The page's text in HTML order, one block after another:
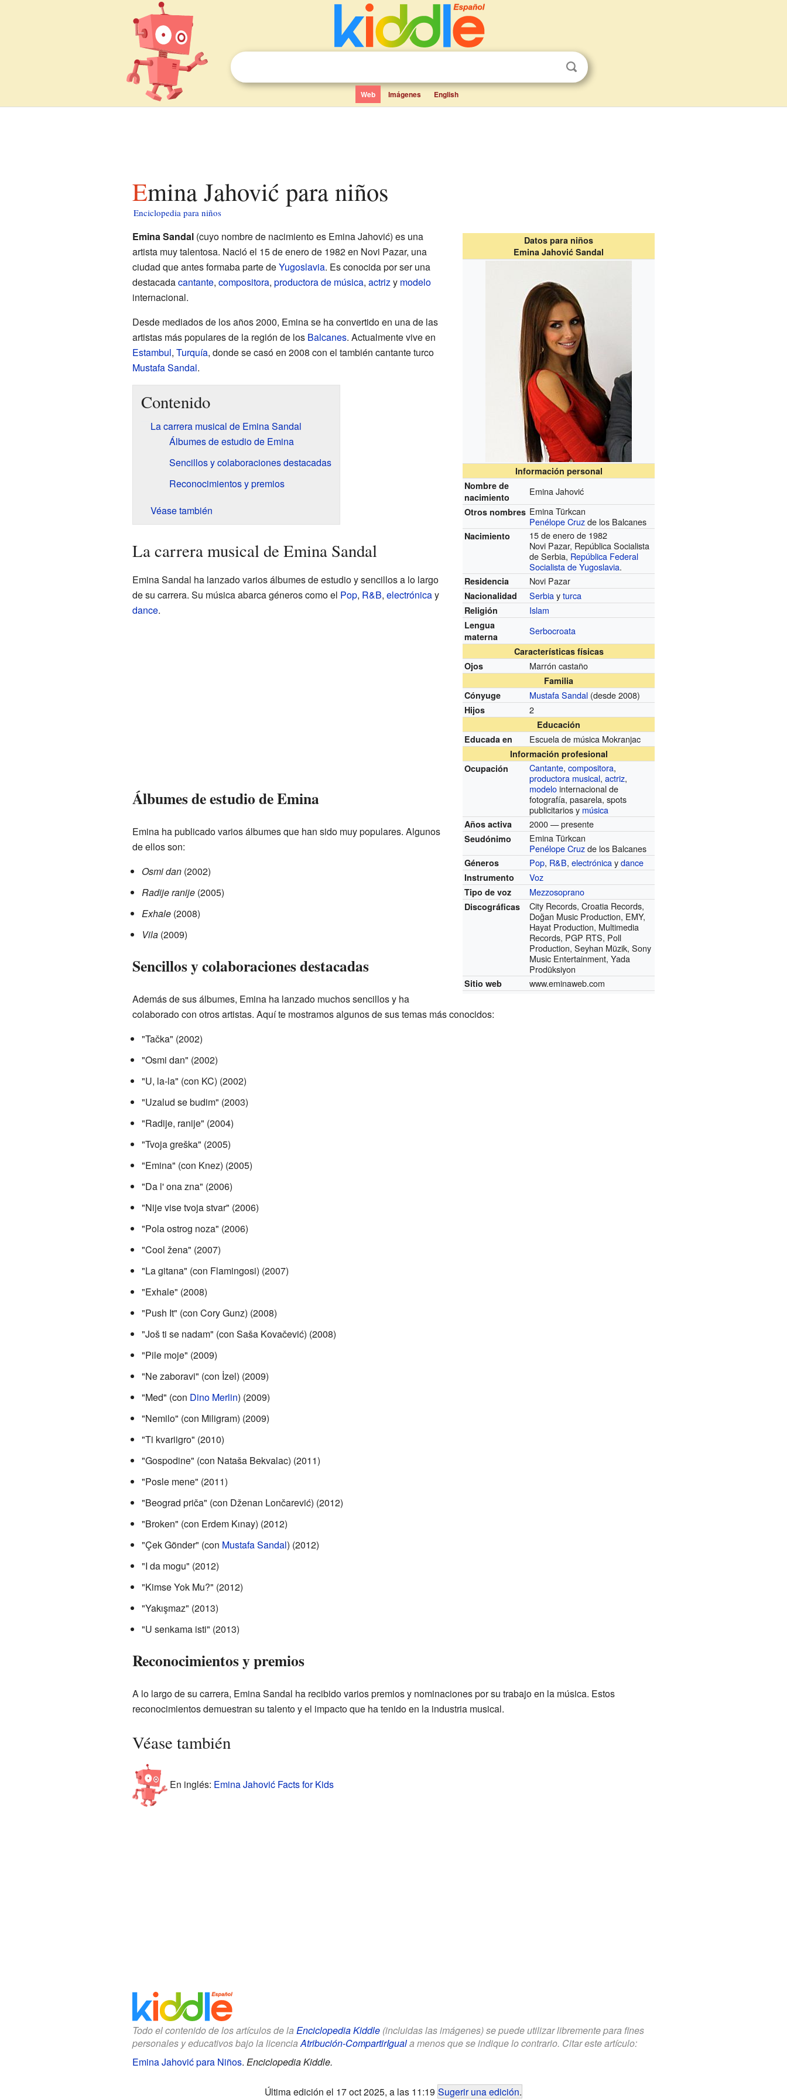
Web Imágenes English
Emina Jahović para niños
Enciclopedia para niños
Datos para niños
Emina Jahović Sandal
Información personal
Nombre de
nacimiento
Emina Jahović
Otros nombres Emina Türkcan
Penélope Cruzde los Balcanes
Nacimiento
15 de enero de 1982
Novi Pazar, República Socialista
de Serbia, República Federal
Socialista de Yugoslavia.
Residencia Novi Pazar
Nacionalidad Serbiayturca
Religión Islam
Lengua
materna
Serbocroata
Características físicas
Ojos
Marrón castaño
Familia
Cónyuge
Mustafa Sandal (desde 2008)
Hijos 2
Educación
Educada en
Escuela de música Mokranjac
Información profesional
Ocupación
Cantante,compositora,
productora musical,actriz,
modelointernacional de
fotografía, pasarela, spots
publicitarios y música
Años activa 2000 — presente
Seudónimo
Emina Türkcan
Penélope Cruzde los Balcanes
Géneros Pop, R&B,electrónicaydance
Instrumento Voz
Tipo de voz Mezzosoprano
Discográficas
City Records, Croatia Records,
Doğan Music Production, EMY,
Hayat Production, Multimedia
Records, PGP RTS, Poll
Production, Seyhan Müzik, Sony
Music Entertainment, Yada
Prodüksiyon
Sitio web www.eminaweb.com
Emina Sandal(cuyo nombre de nacimiento es Emina Jahović) es una
artista muy talentosa. Nació el 15 de enero de 1982 en Novi Pazar, una
ciudad que antes formaba parte deYugoslavia. Es conocida por ser una
destacadacantante, compositora, productora de música, actrizy modelo
internacional.
Desde mediados de los años 2000, Emina se ha convertido en una de las
artistas más populares de la región de los Balcanes. Actualmente vive en
Estambul, Turquía, donde se casó en 2008 con el también cantante turco
Mustafa Sandal.
Contenido
La carrera musical de Emina Sandal
Álbumes de estudio de Emina
Sencillos y colaboraciones destacadas
Reconocimientos y premios
Véase también
La carrera musical de Emina Sandal
Emina Sandal ha lanzado varios álbumes de estudio y sencillos a lo largo
de su carrera. Su música abarca géneros como el Pop, R&B, electrónicay
dance.
Álbumes de estudio de Emina
Emina ha publicado varios álbumes que han sido muy populares. Algunos
de ellos son:
Osmi dan(2002)
Radije ranije(2005)
Exhale(2008)
Vila(2009)
Sencillos y colaboraciones destacadas
Además de sus álbumes, Emina ha lanzado muchos sencillos y ha
colaborado con otros artistas. Aquí te mostramos algunos de sus temas más conocidos:
"Tačka" (2002)
"Osmi dan" (2002)
"U, la-la" (con KC) (2002)
"Uzalud se budim" (2003)
"Radije, ranije" (2004)
"Tvoja greška" (2005)
"Emina" (con Knez) (2005)
"Da l' ona zna" (2006)
"Nije vise tvoja stvar" (2006)
"Pola ostrog noza" (2006)
"Cool žena" (2007)
"La gitana" (con Flamingosi) (2007)
"Exhale" (2008)
"Push It" (con Cory Gunz) (2008)
"Još ti se nadam" (con Saša Kovačević) (2008)
"Pile moje" (2009)
"Ne zaboravi" (con İzel) (2009)
"Med" (con Dino Merlin) (2009)
"Nemilo" (con Miligram) (2009)
"Ti kvariigro" (2010)
"Gospodine" (con Nataša Bekvalac) (2011)
"Posle mene" (2011)
"Beograd priča" (con Dženan Lončarević) (2012)
"Broken" (con Erdem Kınay) (2012)
"Çek Gönder" (con Mustafa Sandal) (2012)
"I da mogu" (2012)
"Kimse Yok Mu?" (2012)
"Yakışmaz" (2013)
"U senkama isti" (2013)
Reconocimientos y premios
A lo largo de su carrera, Emina Sandal ha recibido varios premios y nominaciones por su trabajo en la música. Estos
reconocimientos demuestran su talento y el impacto que ha tenido en la industria musical.
Véase también
En inglés: Emina Jahović Facts for Kids
Todo el contenido de los artículos de la Enciclopedia Kiddle(incluidas las imágenes) se puede utilizar libremente para fines
personales y educativos bajo la licenciaAtribución-CompartirIguala menos que se indique lo contrario. Citar este artículo:
Emina Jahović para Niños. Enciclopedia Kiddle.
Última edición el 17 oct 2025, a las 11:19 Sugerir una edición.